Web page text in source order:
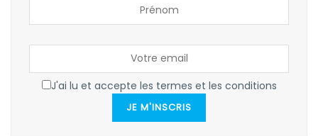
J'ai lu et accepte les termes et les conditions
JE M'INSCRIS